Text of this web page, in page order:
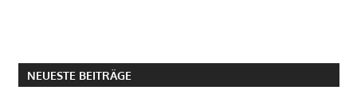
NEUESTE BEITRÄGE